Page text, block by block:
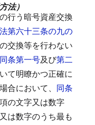
法）
行う暗号資産交換
法第六十三条の九の
交換等を行わない
同条第一号及び第二
て明瞭かつ正確に
合において、 同条
の文字又は数字
は数字のうち最も